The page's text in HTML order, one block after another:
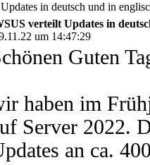
in deutsch und in
verteilt Updates in
um 14:47:29
Guten
haben im
Server 2022.
an ca.